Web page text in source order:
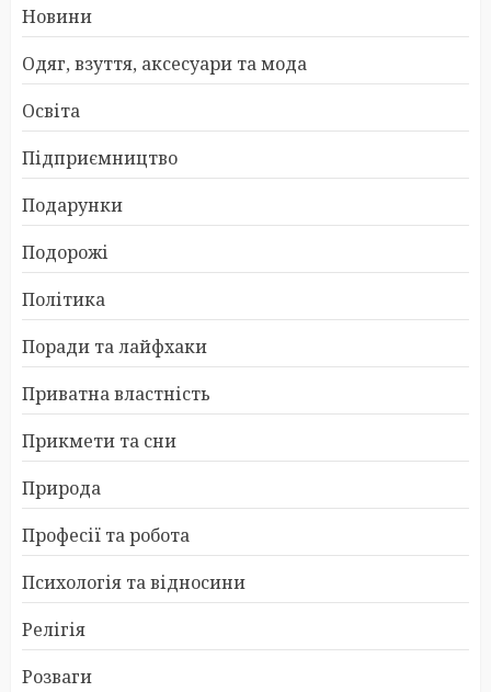
Новини
Одяг, взуття, аксесуари та мода
Освіта
Підприємництво
Подарунки
Подорожі
Політика
Поради та лайфхаки
Приватна властність
Прикмети та сни
Природа
Професії та робота
Психологія та відносини
Релігія
Розваги